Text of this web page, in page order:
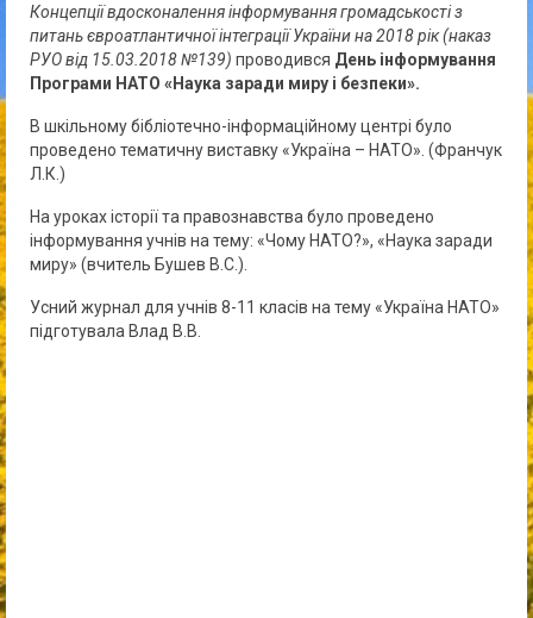
Концепції вдосконалення інформування громадськості з
питань євроатлантичної інтеграції України на 2018 рік (наказ
РУО від 15.03.2018 №139) проводився День інформування
Програми НАТО «Наука заради миру і безпеки».
В шкільному бібліотечно-інформаційному центрі було
проведено тематичну виставку «Україна – НАТО». (Франчук
Л.К.)
На уроках історії та правознавства було проведено
інформування учнів на тему: «Чому НАТО?», «Наука заради
миру» (вчитель Бушев В.С.).
Усний журнал для учнів 8-11 класів на тему «Україна НАТО»
підготувала Влад В.В.